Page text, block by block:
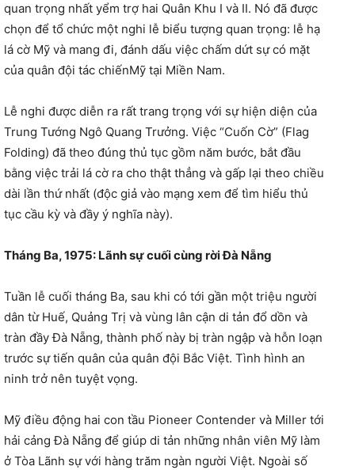
quan trọng nhất yểm trợ hai Quân Khu I và II. Nó đã được
chọn để tổ chức một nghi lễ biểu tượng quan trọng: lễ hạ
lá cờ Mỹ và mang đi, đánh dấu việc chấm dứt sự có mặt
của quân đội tác chiếnMỹ tại Miền Nam.
Lễ nghi được diễn ra rất trang trọng với sự hiện diện của
Trung Tướng Ngô Quang Trưởng. Việc “Cuốn Cờ” (Flag
Folding) đã theo đúng thủ tục gồm năm bước, bắt đầu
bằng việc trải lá cờ ra cho thật thẳng và gấp lại theo chiều
dài lần thứ nhất (độc giả vào mạng xem để tìm hiểu thủ
tục cầu kỳ và đầy ý nghĩa này).
Tháng Ba, 1975: Lãnh sự cuối cùng rời Đà Nẵng
Tuần lễ cuối tháng Ba, sau khi có tới gần một triệu người
dân từ Huế, Quảng Trị và vùng lân cận di tản đổ dồn và
tràn đầy Đà Nẵng, thành phố này bị tràn ngập và hỗn loạn
trước sự tiến quân của quân đội Bắc Việt. Tình hình an
ninh trở nên tuyệt vọng.
Mỹ điều động hai con tầu Pioneer Contender và Miller tới
hải cảng Đà Nẵng để giúp di tản những nhân viên Mỹ làm
ở Tòa Lãnh sự với hàng trăm ngàn người Việt. Ngoài số